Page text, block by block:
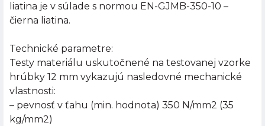
liatina je v súlade s normou EN-GJMB-350-10 –
čierna liatina.
Technické parametre:
Testy materiálu uskutočnené na testovanej vzorke
hrúbky 12 mm vykazujú nasledovné mechanické
vlastnosti:
– pevnosť v ťahu (min. hodnota) 350 N/mm2 (35
kg/mm2)